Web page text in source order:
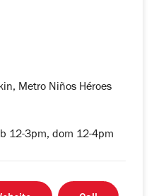
Metro Niños Héroes
12-3pm, dom 12-4pm